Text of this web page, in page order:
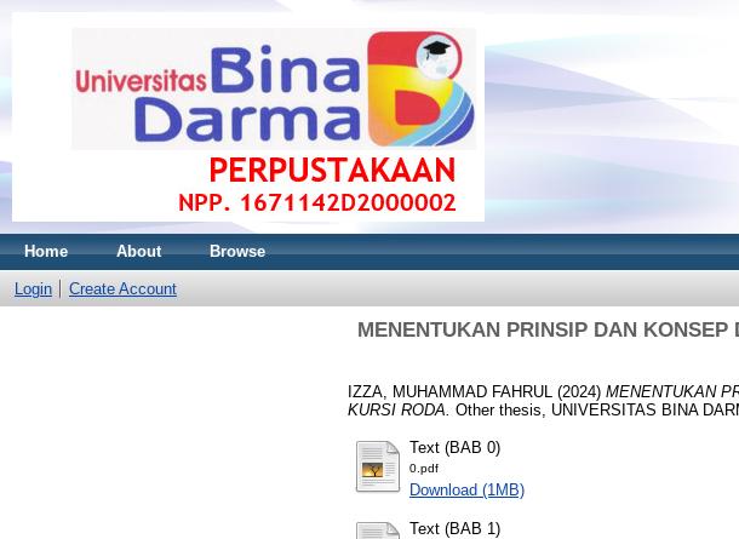
Home About Browse
Login Create Account
MENENTUKAN PRINSIP DAN
IZZA, MUHAMMAD FAHRUL (2024) MENENTUKAN
KURSI RODA. Other thesis, UNIVERSITAS BINA
Text (BAB 0)
0.pdf
Download (1MB)
Text (BAB 1)